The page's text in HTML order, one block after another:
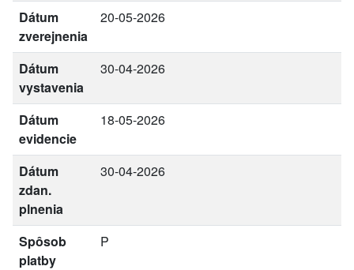
Dátum
zverejnenia
20-05-2026
Dátum
vystavenia
30-04-2026
Dátum
evidencie
18-05-2026
Dátum
zdan.
plnenia
30-04-2026
Spôsob
platby
P